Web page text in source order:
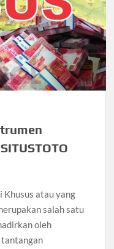
atau yang
salah satu
oleh